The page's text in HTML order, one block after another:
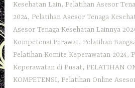
Kesehatan Lain, Pelatihan Asesor
2024, Pelatihan Asesor Tenaga
Asesor Tenaga Kesehatan Lainnya
Kompetensi Perawat, Pelatihan
Pelatihan Komite Keperawatan 2024,
Keperawatan di Pusat, PELATIHAN
KOMPETENSI, Pelatihan Online